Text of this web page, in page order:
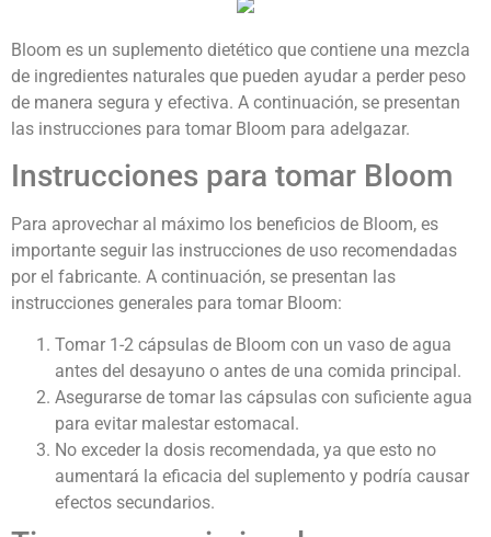
Bloom es un suplemento dietético que contiene una mezcla
de ingredientes naturales que pueden ayudar a perder peso
de manera segura y efectiva. A continuación, se presentan
las instrucciones para tomar Bloom para adelgazar.
Instrucciones para tomar Bloom
Para aprovechar al máximo los beneficios de Bloom, es
importante seguir las instrucciones de uso recomendadas
por el fabricante. A continuación, se presentan las
instrucciones generales para tomar Bloom:
Tomar 1-2 cápsulas de Bloom con un vaso de agua
antes del desayuno o antes de una comida principal.
Asegurarse de tomar las cápsulas con suficiente agua
para evitar malestar estomacal.
No exceder la dosis recomendada, ya que esto no
aumentará la eficacia del suplemento y podría causar
efectos secundarios.